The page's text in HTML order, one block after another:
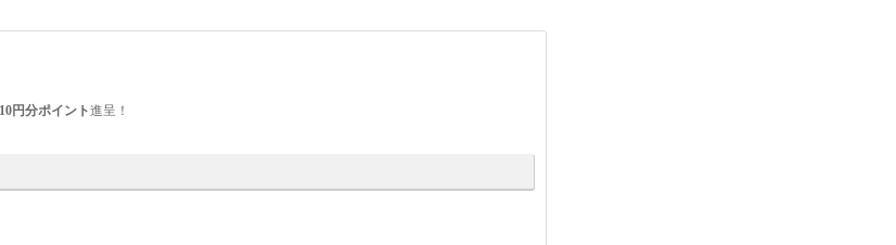
10円分ポイント進呈！